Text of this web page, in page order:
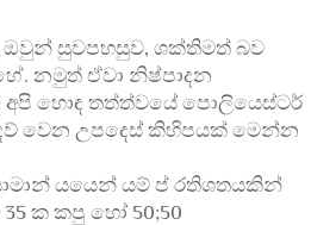
සුවපහසුව, ශක්තිමත් බව
නමුත් ඒවා නිෂ්පාදන
හොඳ තත්ත්වයේ පොලියෙස්ටර්
වෙන උපදෙස් කිහිපයක් මෙන්න
යයෙන් යම් ප් රතිශතයකින්
ක කපු හෝ 50;50